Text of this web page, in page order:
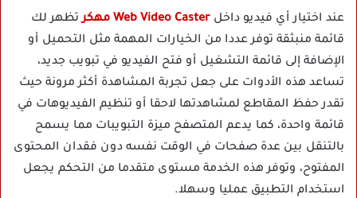
عند اختيار أي فيديو داخل Web Video Caster مهكر
تظهر لك
قائمة منبثقة توفر عددا من الخيارات المهمة مثل التحميل أو
الإضافة إلى قائمة التشغيل أو فتح الفيديو في تبويب جديد،
تساعد هذه الأدوات على جعل تجربة المشاهدة أكثر مرونة حيث
تقدر حفظ المقاطع لمشاهدتها لاحقا أو تنظيم الفيديوهات في
قائمة واحدة، كما يدعم المتصفح ميزة التبويبات مما يسمح
بالتنقل بين عدة صفحات في الوقت نفسه دون فقدان المحتوى
المفتوح، وتوفر هذه الخدمة مستوى متقدما من التحكم يجعل
استخدام التطبيق عمليا وسهلا.